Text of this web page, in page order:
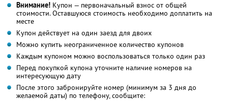
Внимание! Купон — первоначальный взнос от общей
стоимости. Оставшуюся стоимость необходимо доплатить на
месте
Купон действует на один заезд для двоих
Можно купить неограниченное количество купонов
Каждым купоном можно воспользоваться только один раз
Перед покупкой купона уточните наличие номеров на
интересующую дату
После этого забронируйте номер (минимум за 3 дня до
желаемой даты) по телефону, сообщите: